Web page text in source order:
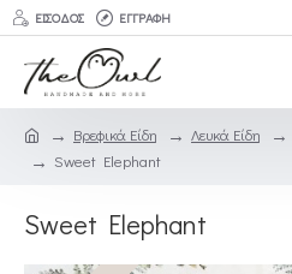
ΕΊΣΟΔΟΣ ΕΓΓΡΑΦΉ
Βρεφικά Είδη Λευκά Είδη
Sweet Elephant
Sweet Elephant